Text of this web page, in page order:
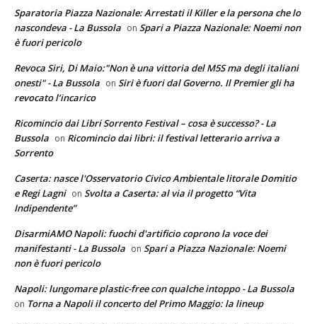
Sparatoria Piazza Nazionale: Arrestati il Killer e la persona che lo
nascondeva - La Bussola on Spari a Piazza Nazionale: Noemi non
è fuori pericolo
Revoca Siri, Di Maio:"Non è una vittoria del M5S ma degli italiani
onesti" - La Bussola on Siri è fuori dal Governo. Il Premier gli ha
revocato l’incarico
Ricomincio dai Libri Sorrento Festival – cosa è successo? - La
Bussola on Ricomincio dai libri: il festival letterario arriva a
Sorrento
Caserta: nasce l'Osservatorio Civico Ambientale litorale Domitio
e Regi Lagni on Svolta a Caserta: al via il progetto “Vita
Indipendente”
DisarmiAMO Napoli: fuochi d'artificio coprono la voce dei
manifestanti - La Bussola on Spari a Piazza Nazionale: Noemi
non è fuori pericolo
Napoli: lungomare plastic-free con qualche intoppo - La Bussola
on Torna a Napoli il concerto del Primo Maggio: la lineup